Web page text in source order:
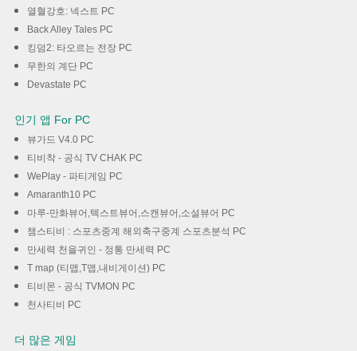
열혈강호: 넥스트 PC
Back Alley Tales PC
킹덤2: 타오르는 전장 PC
무한의 계단 PC
Devastate PC
인기 앱 For PC
뷰가드 V4.0 PC
티비착 - 공식 TV CHAK PC
WePlay - 파티게임 PC
Amaranth10 PC
마루-만화뷰어,텍스트뷰어,스캔뷰어,소설뷰어 PC
챔스티비 : 스포츠중계 해외축구중계 스포츠분석 PC
만세력 천을귀인 - 정통 만세력 PC
T map (티맵,T맵,내비게이션) PC
티비몬 - 공식 TVMON PC
천사티비 PC
더 많은 게임